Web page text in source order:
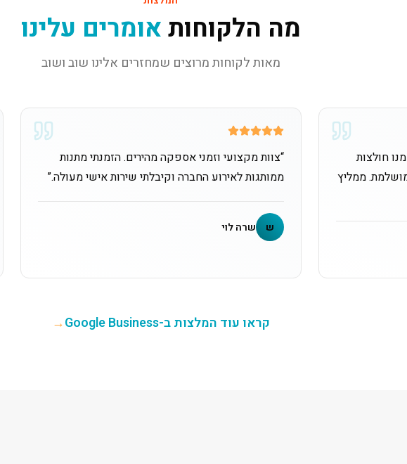
מה הלקוחותאומרים עלינו
מאות לקוחות מרוצים שמחזרים אלינו שוב ושוב
חולצות
ממליץ
“צוות מקצועי וזמני אספקה מהירים. הזמנתי מתנות
ממותגות לאירוע החברה וקיבלתי שירות אישי מעולה.”
ש שרה לוי
קראו עוד המלצות ב-Google Business →